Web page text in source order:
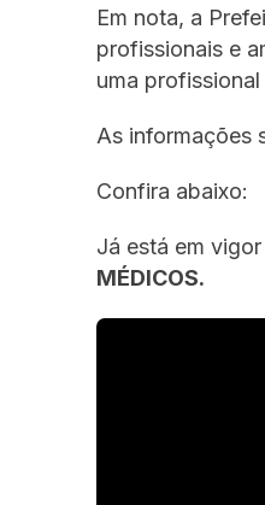
Em nota, a
profissionais e
uma
As informações
Confira abaixo:
Já está em
MÉDICOS.